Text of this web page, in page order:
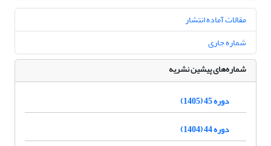
مقالات آماده انتشار
شماره جاری
شماره‌های پیشین نشریه
دوره 45 (1405)
دوره 44 (1404)